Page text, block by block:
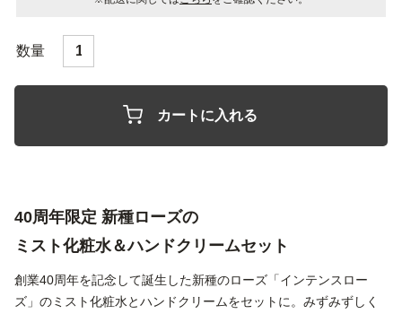
カートに入れる
40周年限定 新種ローズの
ミスト化粧水＆ハンドクリームセット
創業40周年を記念して誕生した新種のローズ「インテンスロー
ズ」のミスト化粧水とハンドクリームをセットに。みずみずしく